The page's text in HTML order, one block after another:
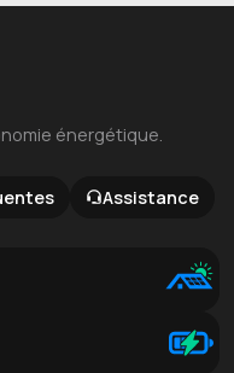
énergétique.
Assistance